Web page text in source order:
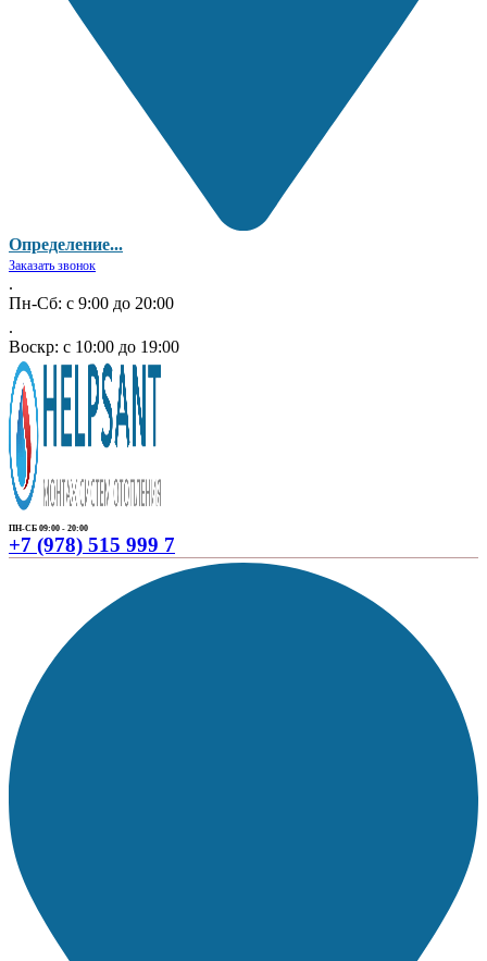
Определение...
Заказать звонок
.
Пн-Сб: с 9:00 до 20:00
.
Воскр: с 10:00 до 19:00
ПН-СБ 09:00 - 20:00
+7 (978) 515 999 7